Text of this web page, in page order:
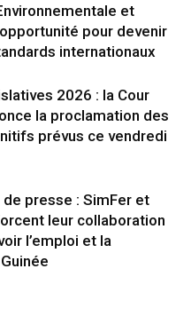
et
pour devenir
internationaux
2026 : la Cour
la proclamation des
prévus ce vendredi
presse : SimFer et
leur collaboration
l’emploi et la